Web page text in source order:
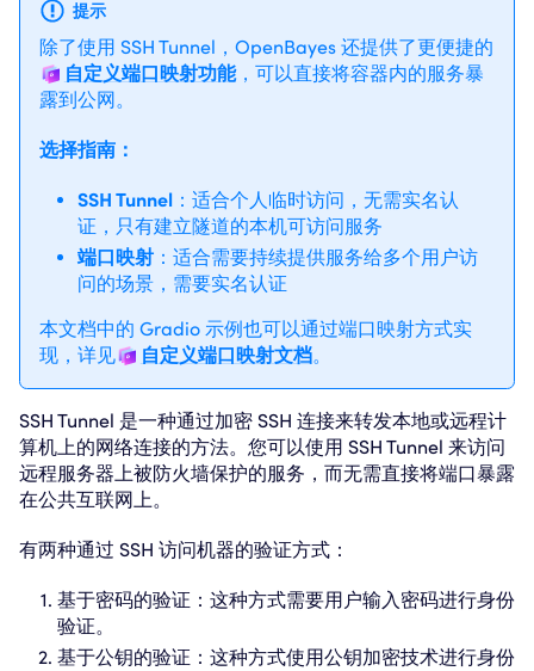
提示
除了使用 SSH Tunnel，OpenBayes 还提供了更便捷的
自定义端口映射功能，可以直接将容器内的服务暴
露到公网。
选择指南：
SSH Tunnel ：适合个人临时访问，无需实名认
证，只有建立隧道的本机可访问服务
端口映射 ：适合需要持续提供服务给多个用户访
问的场景，需要实名认证
本文档中的 Gradio 示例也可以通过端口映射方式实
现，详见
自定义端口映射文档。
SSH Tunnel 是一种通过加密 SSH 连接来转发本地或远程计
算机上的网络连接的方法。您可以使用 SSH Tunnel 来访问
远程服务器上被防火墙保护的服务，而无需直接将端口暴露
在公共互联网上。
有两种通过 SSH 访问机器的验证方式：
基于密码的验证：这种方式需要用户输入密码进行身份
验证。
基于公钥的验证：这种方式使用公钥加密技术进行身份